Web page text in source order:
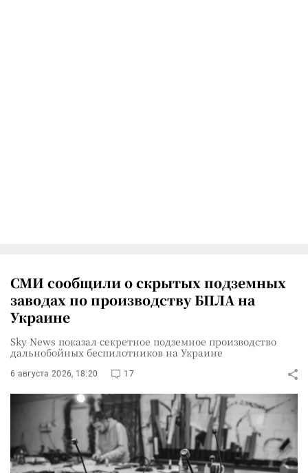
СМИ сообщили о скрытых подземных
заводах по производству БПЛА на
Украине
Sky News показал секретное подземное производство
дальнобойных беспилотников на Украине
6 августа 2026, 18:20 17